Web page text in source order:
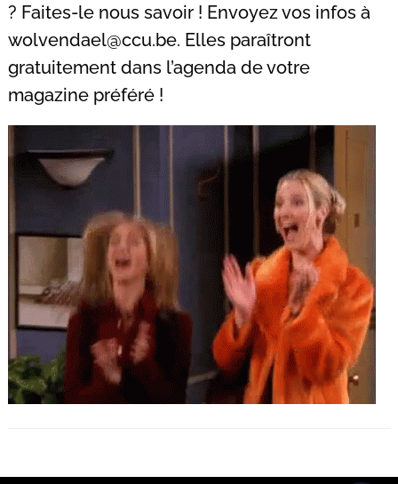
? Faites-le nous savoir ! Envoyez vos infos à
wolvendael@ccu.be. Elles paraîtront
gratuitement dans l’agenda de votre
magazine préféré !
Recherche
pour
: